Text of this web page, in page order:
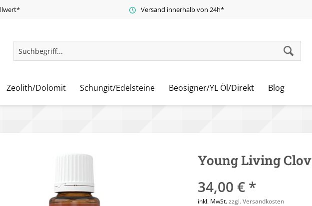
Versand innerhalb von 24h*
Zeolith/Dolomit Schungit/Edelsteine Beosigner/YL Öl/Direkt Blog
Young Living
34,00 € *
inkl. MwSt.zzgl. Versandkosten